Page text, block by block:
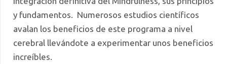
y fundamentos. Numerosos estudios científicos
avalan los beneficios de este programa a nivel
cerebral llevándote a experimentar unos beneficios
increíbles.